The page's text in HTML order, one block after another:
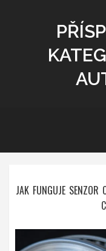
JAK FUNGUJE SENZOR